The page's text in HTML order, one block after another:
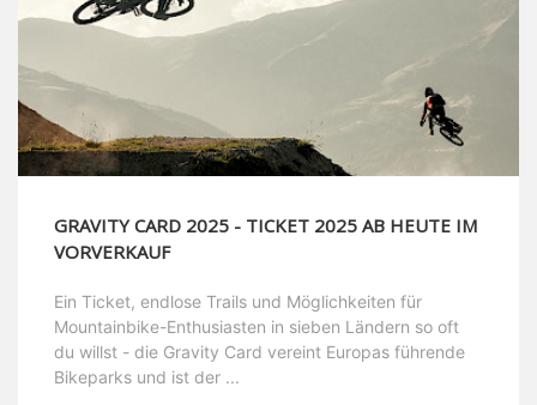
GRAVITY CARD 2025 - TICKET 2025 AB HEUTE IM
VORVERKAUF
Ein Ticket, endlose Trails und Möglichkeiten für
Mountainbike-Enthusiasten in sieben Ländern so oft
du willst - die Gravity Card vereint Europas führende
Bikeparks und ist der ...